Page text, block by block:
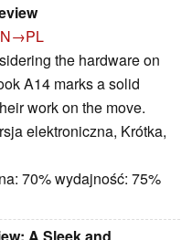
the hardware on
A14 marks a solid
work on the move.
elektroniczna, Krótka,
70% wydajność: 75%